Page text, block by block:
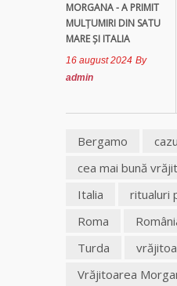
MORGANA - A PRIMIT
MULȚUMIRI DIN SATU
MARE ȘI ITALIA
16 august 2024 By
admin
Bergamo
cea mai bună
Italia
ritualuri
Roma
Turda
Vrăjitoarea